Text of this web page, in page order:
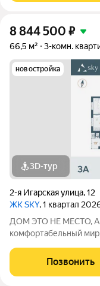
8 844 500 ₽
66,5 м² 3-комн.
новостройка
3D-тур
2-я Игарская улица,12
ЖК SKY, 1 квартал
ДОМ ЭТО НЕ МЕСТО, А ОЩУЩЕНИЕ. SKY многогранный и
комфортабельный
комфортом
тщательно
Позвонить